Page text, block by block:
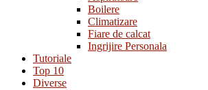
Boilere
Climatizare
Fiare de calcat
Ingrijire Personala
Tutoriale
Top 10
Diverse